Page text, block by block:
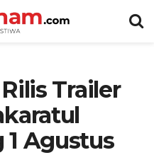
Trailer
1 Agustus